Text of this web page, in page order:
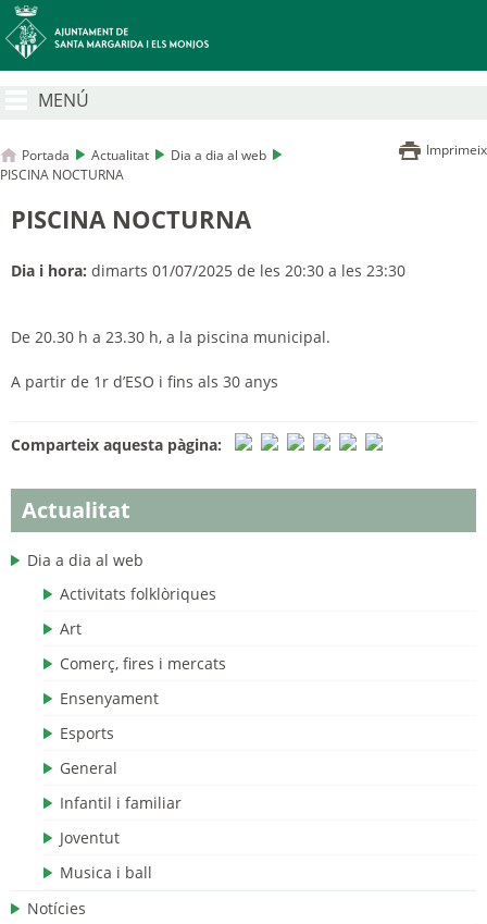
MENÚ
Portada Actualitat
Dia a dia al web
PISCINA NOCTURNA
Imprimeix
Actualitat
Dia a dia al web
Activitats folklòriques
Art
Comerç, fires i mercats
Ensenyament
Esports
General
Infantil i familiar
Joventut
Musica i ball
Notícies
PISCINA NOCTURNA
Dia i hora: dimarts 01/07/2025 de les 20:30 a les 23:30
De 20.30 h a 23.30 h, a la piscina municipal.
A partir de 1r d’ESO i fins als 30 anys
Comparteix aquesta pàgina: